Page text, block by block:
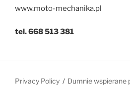
www.moto-mechanika.pl
tel. 668 513 381
Privacy Policy Dumnie wspierane